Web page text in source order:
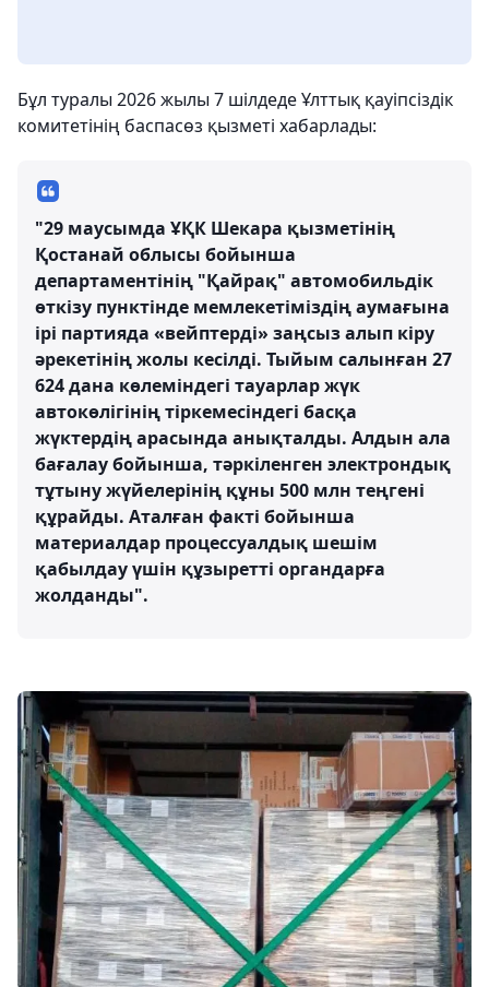
Бұл туралы 2026 жылы 7 шілдеде Ұлттық қауіпсіздік
комитетінің баспасөз қызметі хабарлады:
"29 маусымда ҰҚК Шекара қызметінің
Қостанай облысы бойынша
департаментінің "Қайрақ" автомобильдік
өткізу пунктінде мемлекетіміздің аумағына
ірі партияда «вейптерді» заңсыз алып кіру
әрекетінің жолы кесілді. Тыйым салынған 27
624 дана көлеміндегі тауарлар жүк
автокөлігінің тіркемесіндегі басқа
жүктердің арасында анықталды. Алдын ала
бағалау бойынша, тәркіленген электрондық
тұтыну жүйелерінің құны 500 млн теңгені
құрайды. Аталған факті бойынша
материалдар процессуалдық шешім
қабылдау үшін құзыретті органдарға
жолданды".